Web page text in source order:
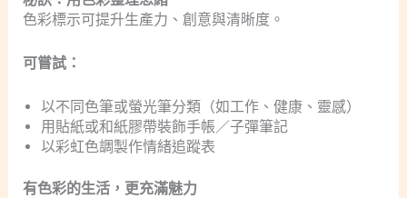
色彩標示可提升生產力、創意與清晰度。
可嘗試：
以不同色筆或螢光筆分類（如工作、健康、靈感）
用貼紙或和紙膠帶裝飾手帳／子彈筆記
以彩虹色調製作情緒追蹤表
有色彩的生活，更充滿魅力